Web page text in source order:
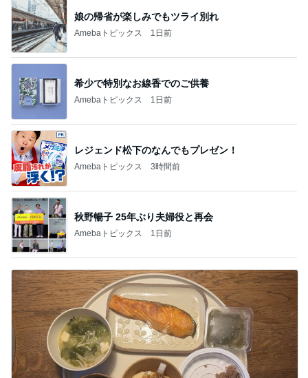
娘の帰省が楽しみでもツライ別れ
Amebaトピックス 1日前
希少で特別なお線香でのご供養
Amebaトピックス 1日前
レジェンド松下のなんでもプレゼン！
Amebaトピックス 3時間前
秋野暢子 25年ぶり夫婦役と再会
Amebaトピックス 1日前